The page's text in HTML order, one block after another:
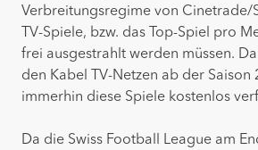
Verbreitungsregime von Cinetrade/
TV-Spiele, bzw. das Top-Spiel pro
frei ausgestrahlt werden müssen.
den Kabel TV-Netzen ab der Saison
immerhin diese Spiele kostenlos
Da die Swiss Football League am